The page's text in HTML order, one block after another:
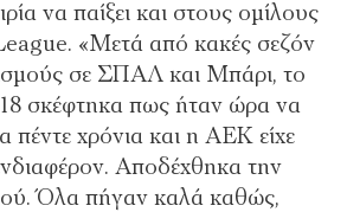
να παίξει και στους ομίλους
«Μετά από κακές σεζόν
σε ΣΠΑΛ και Μπάρι, το
σκέφτηκα πως ήταν ώρα να
πέντε χρόνια και η ΑΕΚ είχε
Αποδέχθηκα την
Όλα πήγαν καλά καθώς,